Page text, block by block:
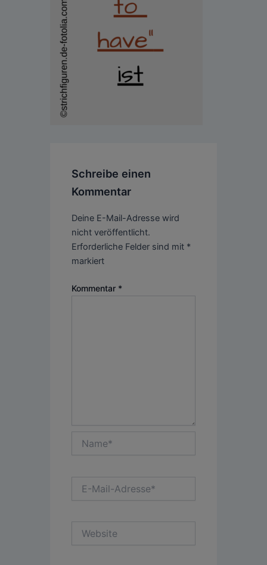
Schreibe einen
Kommentar
Deine E-Mail-Adresse wird
nicht veröffentlicht.
Erforderliche Felder sind mit *
markiert
Kommentar *
Mail-